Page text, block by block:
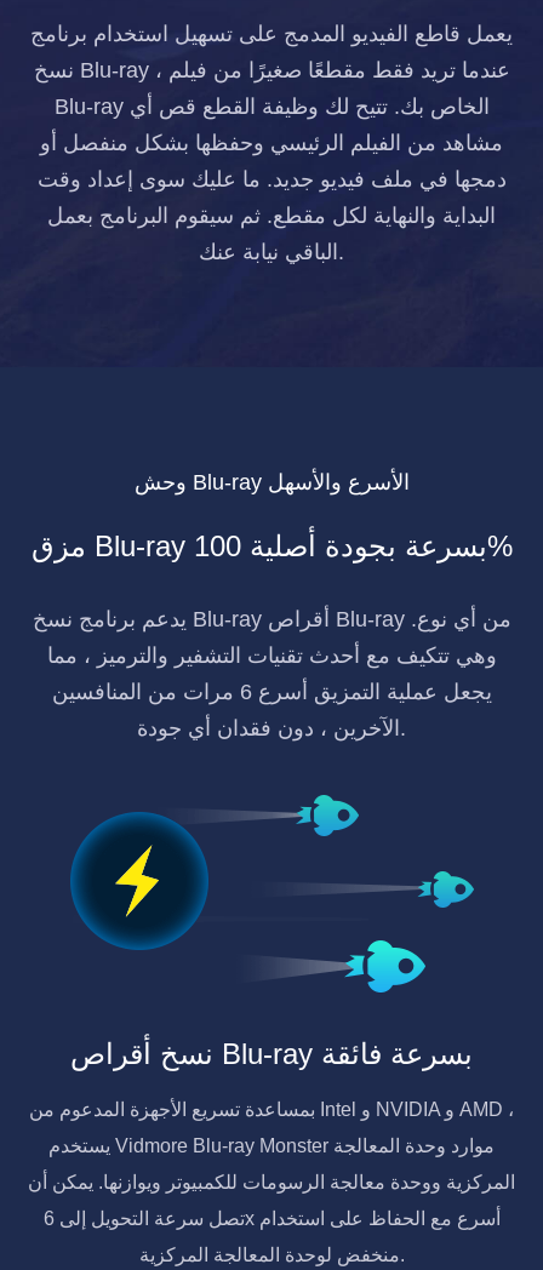
يعمل قاطع الفيديو المدمج على تسهيل استخدام برنامج
نسخ Blu-ray ، عندما تريد فقط مقطعًا صغيرًا من فيلم
Blu-ray الخاص بك. تتيح لك وظيفة القطع قص أي
مشاهد من الفيلم الرئيسي وحفظها بشكل منفصل أو
دمجها في ملف فيديو جديد. ما عليك سوى إعداد وقت
البداية والنهاية لكل مقطع. ثم سيقوم البرنامج بعمل
الباقي نيابة عنك.
وحش Blu-ray الأسرع والأسهل
مزق Blu-ray بسرعة بجودة أصلية 100%
يدعم برنامج نسخ Blu-ray أقراص Blu-ray من أي نوع.
وهي تتكيف مع أحدث تقنيات التشفير والترميز ، مما
يجعل عملية التمزيق أسرع 6 مرات من المنافسين
الآخرين ، دون فقدان أي جودة.
نسخ أقراص Blu-ray بسرعة فائقة
بمساعدة تسريع الأجهزة المدعوم من Intel و NVIDIA و AMD ،
يستخدم Vidmore Blu-ray Monster موارد وحدة المعالجة
المركزية ووحدة معالجة الرسومات للكمبيوتر ويوازنها. يمكن أن
تصل سرعة التحويل إلى 6x أسرع مع الحفاظ على استخدام
منخفض لوحدة المعالجة المركزية.